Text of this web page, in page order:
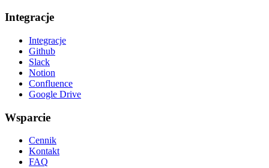
Integracje
Integracje
Github
Slack
Notion
Confluence
Google Drive
Wsparcie
Cennik
Kontakt
FAQ